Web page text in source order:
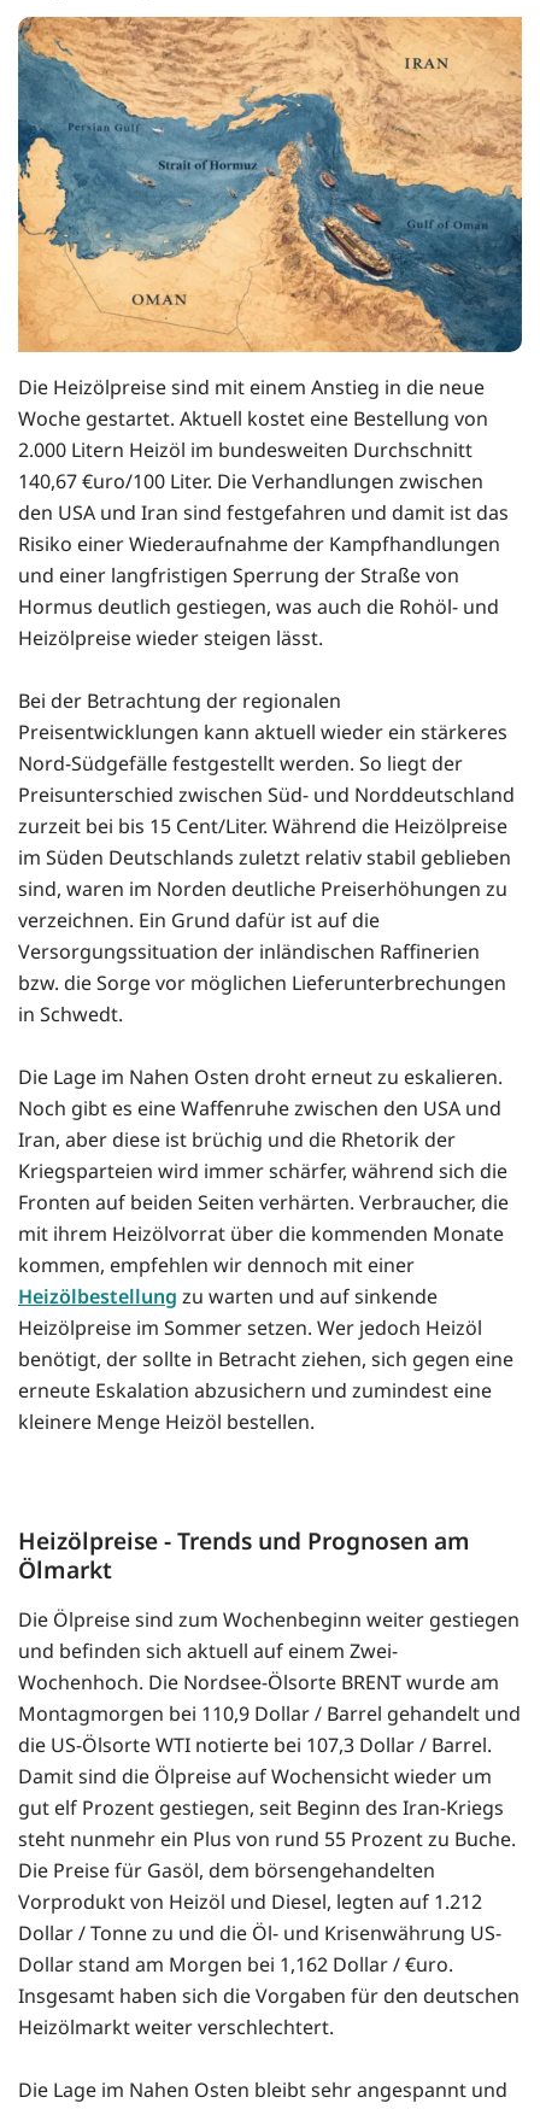
Die Heizölpreise sind mit einem Anstieg in die neue
Woche gestartet. Aktuell kostet eine Bestellung von
2.000 Litern Heizöl im bundesweiten Durchschnitt
140,67 €uro/100 Liter. Die Verhandlungen zwischen
den USA und Iran sind festgefahren und damit ist das
Risiko einer Wiederaufnahme der Kampfhandlungen
und einer langfristigen Sperrung der Straße von
Hormus deutlich gestiegen, was auch die Rohöl- und
Heizölpreise wieder steigen lässt.
Bei der Betrachtung der regionalen
Preisentwicklungen kann aktuell wieder ein stärkeres
Nord-Südgefälle festgestellt werden. So liegt der
Preisunterschied zwischen Süd- und Norddeutschland
zurzeit bei bis 15 Cent/Liter. Während die Heizölpreise
im Süden Deutschlands zuletzt relativ stabil geblieben
sind, waren im Norden deutliche Preiserhöhungen zu
verzeichnen. Ein Grund dafür ist auf die
Versorgungssituation der inländischen Raffinerien
bzw. die Sorge vor möglichen Lieferunterbrechungen
in Schwedt.
Die Lage im Nahen Osten droht erneut zu eskalieren.
Noch gibt es eine Waffenruhe zwischen den USA und
Iran, aber diese ist brüchig und die Rhetorik der
Kriegsparteien wird immer schärfer, während sich die
Fronten auf beiden Seiten verhärten. Verbraucher, die
mit ihrem Heizölvorrat über die kommenden Monate
kommen, empfehlen wir dennoch mit einer
Heizölbestellung zu warten und auf sinkende
Heizölpreise im Sommer setzen. Wer jedoch Heizöl
benötigt, der sollte in Betracht ziehen, sich gegen eine
erneute Eskalation abzusichern und zumindest eine
kleinere Menge Heizöl bestellen.
Heizölpreise - Trends und Prognosen am
Ölmarkt
Die Ölpreise sind zum Wochenbeginn weiter gestiegen
und befinden sich aktuell auf einem Zwei-
Wochenhoch. Die Nordsee-Ölsorte BRENT wurde am
Montagmorgen bei 110,9 Dollar / Barrel gehandelt und
die US-Ölsorte WTI notierte bei 107,3 Dollar / Barrel.
Damit sind die Ölpreise auf Wochensicht wieder um
gut elf Prozent gestiegen, seit Beginn des Iran-Kriegs
steht nunmehr ein Plus von rund 55 Prozent zu Buche.
Die Preise für Gasöl, dem börsengehandelten
Vorprodukt von Heizöl und Diesel, legten auf 1.212
Dollar / Tonne zu und die Öl- und Krisenwährung US-
Dollar stand am Morgen bei 1,162 Dollar / €uro.
Insgesamt haben sich die Vorgaben für den deutschen
Heizölmarkt weiter verschlechtert.
Die Lage im Nahen Osten bleibt sehr angespannt und